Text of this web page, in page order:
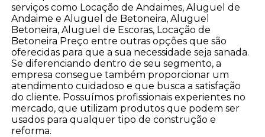
serviços como Locação de Andaimes, Aluguel de
Andaime e Aluguel de Betoneira, Aluguel
Betoneira, Aluguel de Escoras, Locação de
Betoneira Preço entre outras opções que são
oferecidas para que a sua necessidade seja sanada.
Se diferenciando dentro de seu segmento, a
empresa consegue também proporcionar um
atendimento cuidadoso e que busca a satisfação
do cliente. Possuímos profissionais experientes no
mercado, que utilizam produtos que podem ser
usados para qualquer tipo de construção e
reforma.